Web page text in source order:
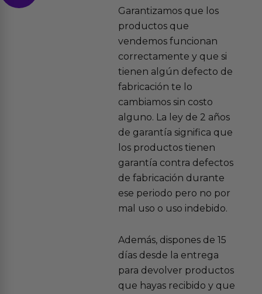
Garantizamos que los
productos que
vendemos funcionan
correctamente y que si
tienen algún defecto de
fabricación te lo
cambiamos sin costo
alguno. La ley de 2 años
de garantía significa que
los productos tienen
garantía contra defectos
de fabricación durante
ese periodo pero no por
mal uso o uso indebido.
Además, dispones de 15
días desde la entrega
para devolver productos
que hayas recibido y que